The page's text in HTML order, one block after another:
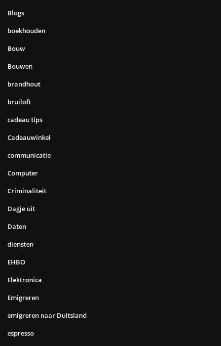
Blogs
boekhouden
Bouw
Bouwen
brandhout
bruiloft
cadeau tips
Cadeauwinkel
communicatie
Computer
Criminaliteit
Dagje uit
Daten
diensten
EHBO
Elektronica
Emigreren
emigreren naar Duitsland
espresso